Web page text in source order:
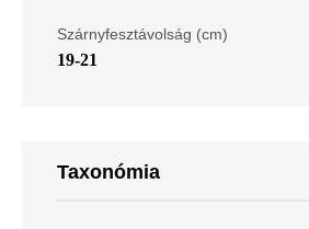
Szárnyfesztávolság (cm)
19-21
Taxonómia